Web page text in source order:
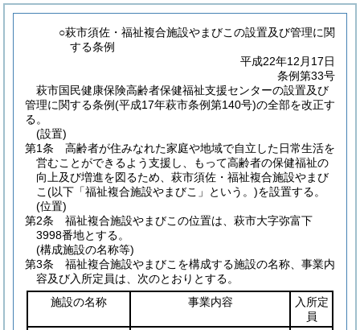
○萩市須佐・福祉複合施設やまびこの設置及び管理に関
する条例
平成22年12月17日
条例第33号
萩市国民健康保険高齢者保健福祉支援センターの設置及び
管理に関する条例(平成17年萩市条例第140号)の全部を改正す
る。
(設置)
第1条
高齢者が住みなれた家庭や地域で自立した日常生活を
営むことができるよう支援し、もって高齢者の保健福祉の
向上及び増進を図るため、萩市須佐・福祉複合施設やまび
こ (以下「福祉複合施設やまびこ」という。)を設置する。
(位置)
第2条
福祉複合施設やまびこの位置は、萩市大字弥富下
3998番地とする。
(構成施設の名称等)
第3条
福祉複合施設やまびこを構成する施設の名称、事業内
容及び入所定員は、次のとおりとする。
施設の名称
事業内容
入所定
員